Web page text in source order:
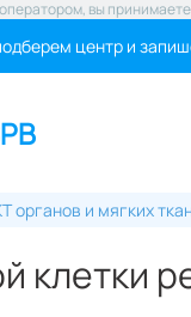
вы
центр и
органов и мягких
клетки